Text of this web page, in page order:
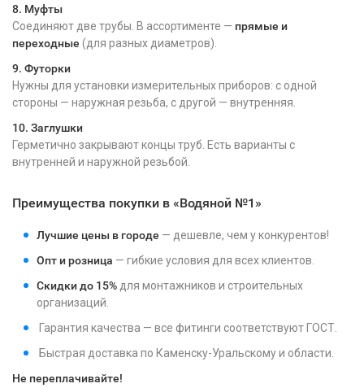
8. Муфты
Соединяют две трубы. В ассортименте — прямые и
переходные (для разных диаметров).
9. Футорки
Нужны для установки измерительных приборов: с одной
стороны — наружная резьба, с другой — внутренняя.
10. Заглушки
Герметично закрывают концы труб. Есть варианты с
внутренней и наружной резьбой.
Преимущества покупки в «Водяной №1»
Лучшие цены в городе — дешевле, чем у конкурентов!
Опт и розница — гибкие условия для всех клиентов.
Скидки до 15% для монтажников и строительных
организаций.
Гарантия качества — все фитинги соответствуют ГОСТ.
Быстрая доставка по Каменску-Уральскому и области.
Не переплачивайте!